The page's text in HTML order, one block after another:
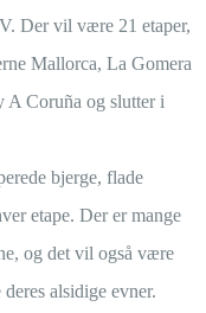
Der vil være 21 etaper,
Mallorca, La Gomera
A Coruña og slutter i
bjerge, flade
etape. Der er mange
og det vil også være
alsidige evner.